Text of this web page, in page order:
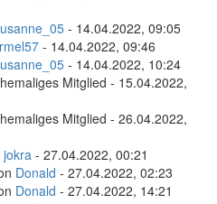
- 14.04.2022, 09:05
- 14.04.2022, 09:46
- 14.04.2022, 10:24
Mitglied - 15.04.2022,
Mitglied - 26.04.2022,
jokra - 27.04.2022, 00:21
Donald - 27.04.2022, 02:23
Donald - 27.04.2022, 14:21